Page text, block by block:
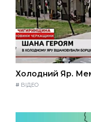
Холодний Яр.
# ВІДЕО